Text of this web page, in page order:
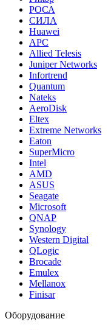
РОСА
СИЛА
Huawei
APC
Allied Telesis
Juniper Networks
Infortrend
Quantum
Nateks
AeroDisk
Eltex
Extreme Networks
Eaton
SuperMicro
Intel
AMD
ASUS
Seagate
Microsoft
QNAP
Synology
Western Digital
QLogic
Brocade
Emulex
Mellanox
Finisar
Оборудование